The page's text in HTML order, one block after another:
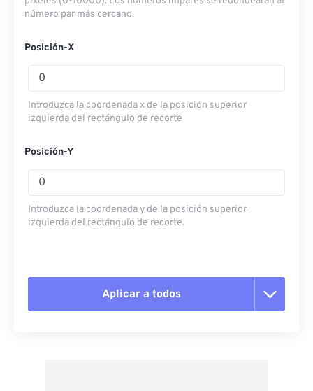
número par más cercano.
Posición-X
Introduzca la coordenada x de la posición superior
izquierda del rectángulo de recorte
Posición-Y
Introduzca la coordenada y de la posición superior
izquierda del rectángulo de recorte.
Aplicar a todos